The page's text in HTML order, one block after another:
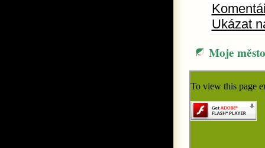
Ukázat
Moje město